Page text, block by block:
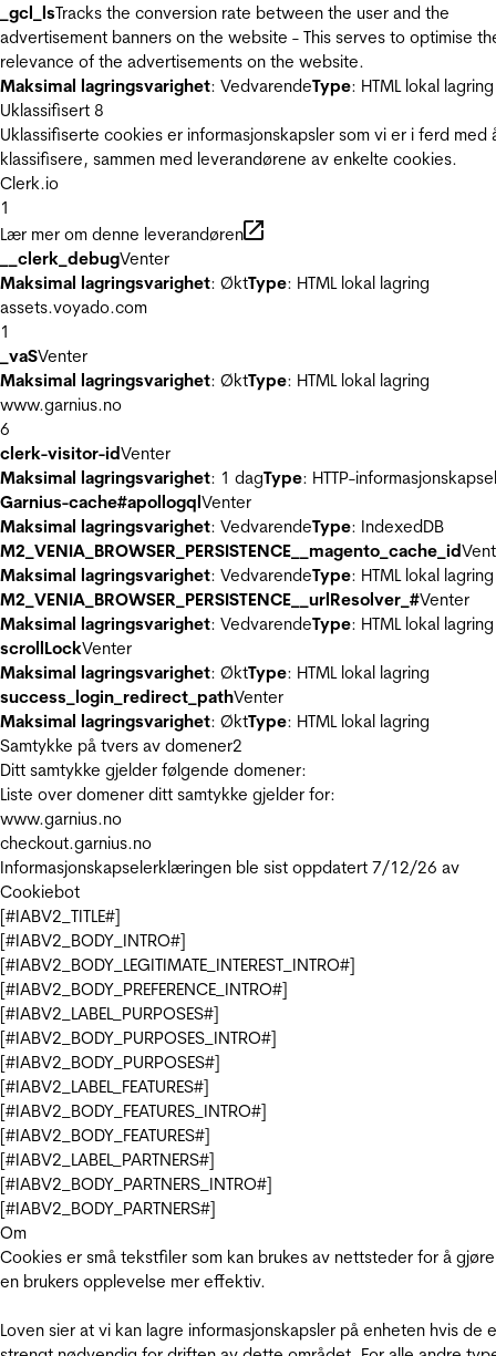
_gcl_lsTracks the conversion rate between the user and the
advertisement banners on the website - This serves to optimise
relevance of the advertisements on the website.
Maksimal lagringsvarighet: VedvarendeType: HTML lokal lagring
Uklassifisert 8
Uklassifiserte cookies er informasjonskapsler som vi er i ferd med
klassifisere, sammen med leverandørene av enkelte cookies.
Clerk.io
1
Lær mer om denne leverandøren
__clerk_debugVenter
Maksimal lagringsvarighet: ØktType: HTML lokal lagring
assets.voyado.com
1
_vaSVenter
Maksimal lagringsvarighet: ØktType: HTML lokal lagring
www.garnius.no
6
clerk-visitor-idVenter
Maksimal lagringsvarighet: 1 dagType: HTTP-informasjonskapsel
Garnius-cache#apollogqlVenter
Maksimal lagringsvarighet: VedvarendeType: IndexedDB
M2_VENIA_BROWSER_PERSISTENCE__magento_cache_id
Maksimal lagringsvarighet: VedvarendeType: HTML lokal lagring
M2_VENIA_BROWSER_PERSISTENCE__urlResolver_#Venter
Maksimal lagringsvarighet: VedvarendeType: HTML lokal lagring
scrollLockVenter
Maksimal lagringsvarighet: ØktType: HTML lokal lagring
success_login_redirect_pathVenter
Maksimal lagringsvarighet: ØktType: HTML lokal lagring
Samtykke på tvers av domener2
Ditt samtykke gjelder følgende domener:
Liste over domener ditt samtykke gjelder for:
www.garnius.no
checkout.garnius.no
Informasjonskapselerklæringen ble sist oppdatert 7/12/26 av
Cookiebot
[#IABV2_TITLE#]
[#IABV2_BODY_INTRO#]
[#IABV2_BODY_LEGITIMATE_INTEREST_INTRO#]
[#IABV2_BODY_PREFERENCE_INTRO#]
[#IABV2_LABEL_PURPOSES#]
[#IABV2_BODY_PURPOSES_INTRO#]
[#IABV2_BODY_PURPOSES#]
[#IABV2_LABEL_FEATURES#]
[#IABV2_BODY_FEATURES_INTRO#]
[#IABV2_BODY_FEATURES#]
[#IABV2_LABEL_PARTNERS#]
[#IABV2_BODY_PARTNERS_INTRO#]
[#IABV2_BODY_PARTNERS#]
Om
Cookies er små tekstfiler som kan brukes av nettsteder for å gjøre
en brukers opplevelse mer effektiv.
Loven sier at vi kan lagre informasjonskapsler på enheten hvis de